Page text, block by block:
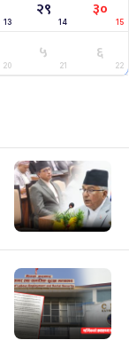
13
२९
14
३०
15
20
५
21
६
22